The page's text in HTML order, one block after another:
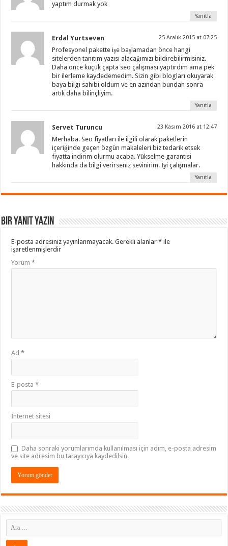
yaptım durmak yok
Yanıtla
Erdal Yurtseven 25 Aralık 2015 at 07:25
Profesyonel pakette işe başlamadan önce hangi
sitelerden tanıtım yazısı alacağımızı bildirebilirmisiniz.
Daha önce küçük çapta seo çalışması yaptırdım ama pek
bir ilerleme kaydedemedim. Sizin gibi blogları okuyarak
baya bilgi sahibi oldum ve en azından bundan sonra
artık daha bilinçliyim.
Yanıtla
Servet Turuncu 23 Kasım 2016 at 12:47
Merhaba. Seo fiyatları ile ilgili olarak paketlerin
içeriğinde geçen özgün makaleleri biz tedarik etsek
fiyatta indirim olurmu acaba. Yükselme garantisi
hakkında da bilgi verirseniz sevinirim. İyi çalışmalar.
Yanıtla
Bir yanıt yazın
E-posta adresiniz yayınlanmayacak. Gerekli alanlar* ile
işaretlenmişlerdir
Yorum*
Ad*
E-posta*
İnternet sitesi
Daha sonraki yorumlarımda kullanılması için adım, e-posta adresim
ve site adresim bu tarayıcıya kaydedilsin.